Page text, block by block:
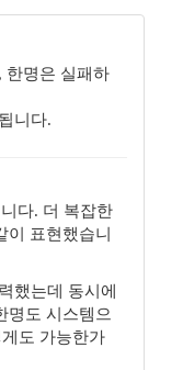
한명은 실패하
니다.
다. 더 복잡한
이 표현했습니
했는데 동시에
명도 시스템으
도 가능한가